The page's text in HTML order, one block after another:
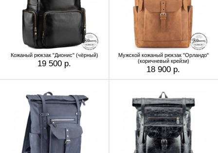
Кожаный рюкзак "Дионис" (чёрный)
19 500 р.
Мужской кожаный рюкзак "Орландо"
(коричневый крейзи)
18 900 р.